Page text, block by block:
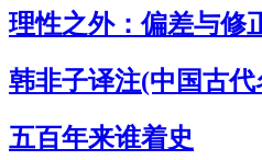
理性之外：偏差与修
韩非子译注(中国古
五百年来谁着史